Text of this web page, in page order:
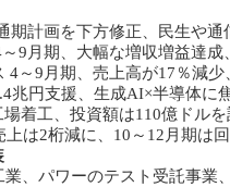
期計画を下方修正、民生や通
9月期、大幅な増収増益達
4～9月期、売上高が17％減
兆円支援、生成AI×半導体に
着工、投資額は110億ドルを
上は2桁減に、10～12月期は
業、パワーのテスト受託事業